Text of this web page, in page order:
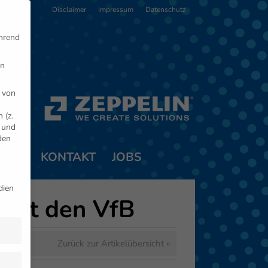
Disclaimer Impressum Datenschutz
KONTAKT JOBS
den VfB
Zurück zur Artikelübersicht »
(z.